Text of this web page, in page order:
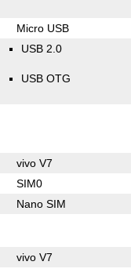
Micro USB
USB 2.0
USB OTG
vivo V7
SIM0
Nano SIM
vivo V7